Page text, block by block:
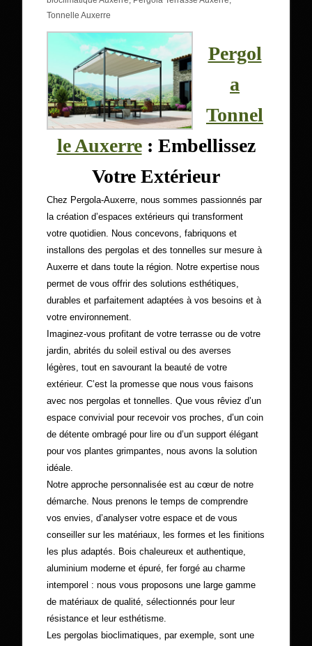
Tonnelle Auxerre
Pergol
a
Tonnel
le Auxerre: Embellissez
Votre Extérieur
Chez Pergola-Auxerre, nous sommes passionnés par
la création d’espaces extérieurs qui transforment
votre quotidien. Nous concevons, fabriquons et
installons des pergolas et des tonnelles sur mesure à
Auxerre et dans toute la région. Notre expertise nous
permet de vous offrir des solutions esthétiques,
durables et parfaitement adaptées à vos besoins et à
votre environnement.
Imaginez-vous profitant de votre terrasse ou de votre
jardin, abrités du soleil estival ou des averses
légères, tout en savourant la beauté de votre
extérieur. C’est la promesse que nous vous faisons
avec nos pergolas et tonnelles. Que vous rêviez d’un
espace convivial pour recevoir vos proches, d’un coin
de détente ombragé pour lire ou d’un support élégant
pour vos plantes grimpantes, nous avons la solution
idéale.
Notre approche personnalisée est au cœur de notre
démarche. Nous prenons le temps de comprendre
vos envies, d’analyser votre espace et de vous
conseiller sur les matériaux, les formes et les finitions
les plus adaptés. Bois chaleureux et authentique,
aluminium moderne et épuré, fer forgé au charme
intemporel : nous vous proposons une large gamme
de matériaux de qualité, sélectionnés pour leur
résistance et leur esthétisme.
Les pergolas bioclimatiques, par exemple, sont une